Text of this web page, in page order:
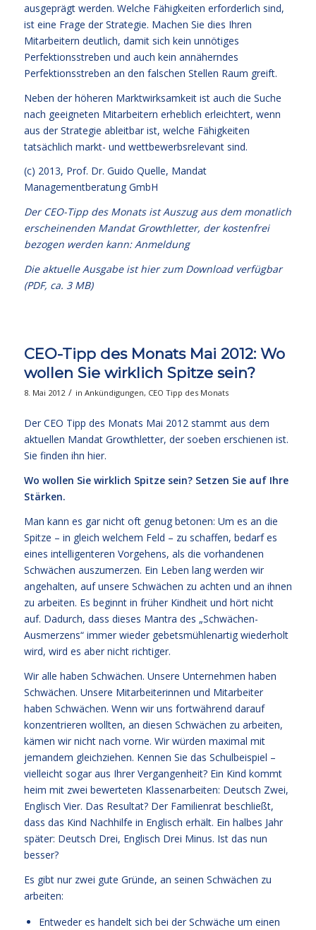
ausgeprägt werden. Welche Fähigkeiten erforderlich sind,
ist eine Frage der Strategie. Machen Sie dies Ihren
Mitarbeitern deutlich, damit sich kein unnötiges
Perfektionsstreben und auch kein annäherndes
Perfektionsstreben an den falschen Stellen Raum greift.
Neben der höheren Marktwirksamkeit ist auch die Suche
nach geeigneten Mitarbeitern erheblich erleichtert, wenn
aus der Strategie ableitbar ist, welche Fähigkeiten
tatsächlich markt- und wettbewerbsrelevant sind.
(c) 2013, Prof. Dr. Guido Quelle, Mandat
Managementberatung GmbH
Der CEO-Tipp des Monats ist Auszug aus dem monatlich
erscheinenden Mandat Growthletter, der kostenfrei
bezogen werden kann:Anmeldung
Die aktuelle Ausgabe ist hier zum Download verfügbar
(PDF, ca. 3 MB)
CEO-Tipp des Monats Mai 2012: Wo
wollen Sie wirklich Spitze sein?
8. Mai 2012 / in Ankündigungen, CEO Tipp des Monats
Der CEO Tipp des Monats Mai 2012 stammt aus dem
aktuellen Mandat Growthletter, der soeben erschienen ist.
Sie finden ihn hier.
Wo wollen Sie wirklich Spitze sein? Setzen Sie auf Ihre
Stärken.
Man kann es gar nicht oft genug betonen: Um es an die
Spitze – in gleich welchem Feld – zu schaffen, bedarf es
eines intelligenteren Vorgehens, als die vorhandenen
Schwächen auszumerzen. Ein Leben lang werden wir
angehalten, auf unsere Schwächen zu achten und an ihnen
zu arbeiten. Es beginnt in früher Kindheit und hört nicht
auf. Dadurch, dass dieses Mantra des „Schwächen-
Ausmerzens“ immer wieder gebetsmühlenartig wiederholt
wird, wird es aber nicht richtiger.
Wir alle haben Schwächen. Unsere Unternehmen haben
Schwächen. Unsere Mitarbeiterinnen und Mitarbeiter
haben Schwächen. Wenn wir uns fortwährend darauf
konzentrieren wollten, an diesen Schwächen zu arbeiten,
kämen wir nicht nach vorne. Wir würden maximal mit
jemandem gleichziehen. Kennen Sie das Schulbeispiel –
vielleicht sogar aus Ihrer Vergangenheit? Ein Kind kommt
heim mit zwei bewerteten Klassenarbeiten: Deutsch Zwei,
Englisch Vier. Das Resultat? Der Familienrat beschließt,
dass das Kind Nachhilfe in Englisch erhält. Ein halbes Jahr
später: Deutsch Drei, Englisch Drei Minus. Ist das nun
besser?
Es gibt nur zwei gute Gründe, an seinen Schwächen zu
arbeiten:
Entweder es handelt sich bei der Schwäche um einen